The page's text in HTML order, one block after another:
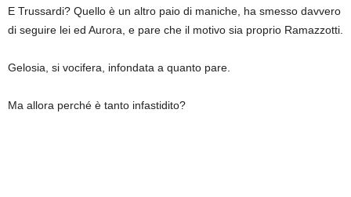
E Trussardi? Quello è un altro paio di maniche, ha smesso davvero
di seguire lei ed Aurora, e pare che il motivo sia proprio Ramazzotti.
Gelosia, si vocifera, infondata a quanto pare.
Ma allora perché è tanto infastidito?